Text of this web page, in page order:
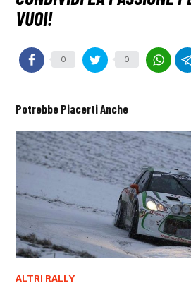
0 0
Potrebbe Piacerti Anche
ALTRI RALLY